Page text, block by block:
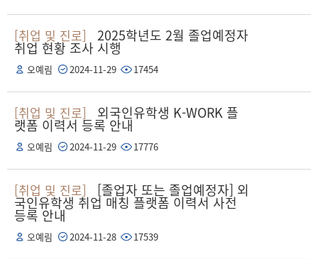
[취업 및 진로] 2025학년도 2월 졸업예정자
취업 현황 조사 시행
오예림 2024-11-29 17454
[취업 및 진로] 외국인유학생 K-WORK 플
랫폼 이력서 등록 안내
오예림 2024-11-29 17776
[취업 및 진로] [졸업자 또는 졸업예정자] 외
국인유학생 취업 매칭 플랫폼 이력서 사전
등록 안내
오예림 2024-11-28 17539